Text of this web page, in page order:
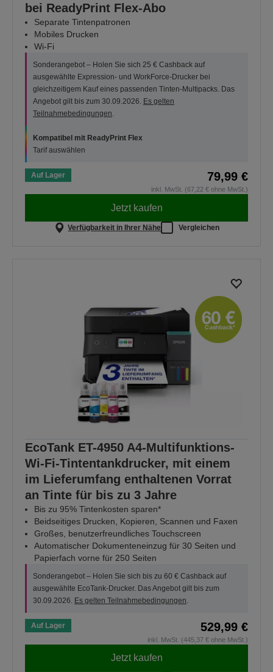
bei ReadyPrint Flex-Abo
Separate Tintenpatronen
Mobiles Drucken
Wi-Fi
Sonderangebot – Holen Sie sich 25 € Cashback auf
ausgewählte Expression- und WorkForce-Drucker bei
gleichzeitigem Kauf eines passenden Tinten-Multipacks. Das
Angebot gilt bis zum 30.09.2026. Es gelten
Teilnahmebedingungen.
Kompatibel mit ReadyPrint Flex
Tarif auswählen
Auf Lager 79,99 €
inkl. MwSt. (67,22 € ohne MwSt.)
Jetzt kaufen
Verfügbarkeit in Ihrer Nähe Vergleichen
EcoTank ET-4950 A4-Multifunktions-
Wi-Fi-Tintentankdrucker, mit einem
im Lieferumfang enthaltenen Vorrat
an Tinte für bis zu 3 Jahre
Bis zu 95% Tintenkosten sparen*
Beidseitiges Drucken, Kopieren, Scannen und Faxen
Großes, benutzerfreundliches Touchscreen
Automatischer Dokumenteneinzug für 30 Seiten und
Papierfach vorne für 250 Seiten
Sonderangebot – Holen Sie sich bis zu 60 € Cashback auf
ausgewählte EcoTank-Drucker. Das Angebot gilt bis zum
30.09.2026. Es gelten Teilnahmebedingungen
Auf Lager 529,99 €
inkl. MwSt. (445,37 € ohne MwSt.)
Jetzt kaufen